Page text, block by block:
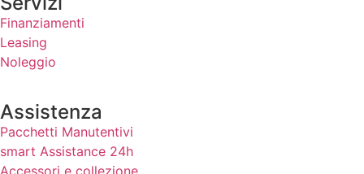
Finanziamenti
Leasing
Noleggio
Assistenza
Pacchetti Manutentivi
smart Assistance 24h